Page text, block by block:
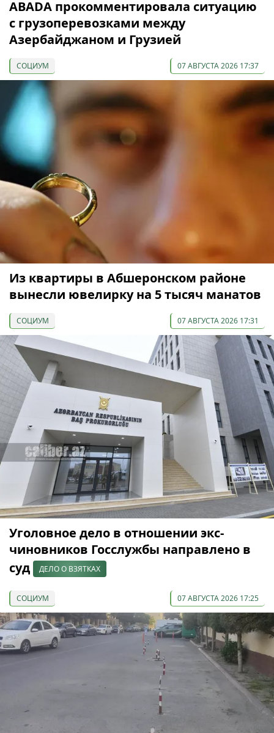
ABADA прокомментировала ситуацию
с грузоперевозками между
Азербайджаном и Грузией
СОЦИУМ 07 АВГУСТА 2026 17:37
Из квартиры в Абшеронском районе
вынесли ювелирку на 5 тысяч манатов
СОЦИУМ 07 АВГУСТА 2026 17:31
Уголовное дело в отношении экс-
чиновников Госслужбы направлено в
суд
ДЕЛО О ВЗЯТКАХ
СОЦИУМ 07 АВГУСТА 2026 17:25